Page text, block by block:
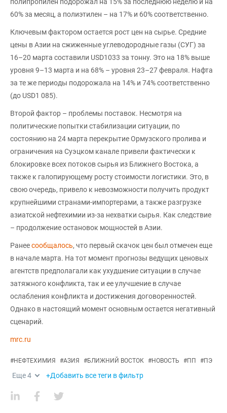
60% за месяц, а полиэтилен – на 17% и 60% соответственно.
Ключевым фактором остается рост цен на сырье. Средние
цены в Азии на сжиженные углеводородные газы (СУГ) за
16–20 марта составили USD1033 за тонну. Это на 18% выше
уровня 9–13 марта и на 68% – уровня 23–27 февраля. Нафта
за те же периоды подорожала на 14% и 74% соответственно
(до USD1 085).
Второй фактор – проблемы поставок. Несмотря на
политические попытки стабилизации ситуации, по
состоянию на 24 марта перекрытие Ормузского пролива и
ограничения на Суэцком канале привели фактически к
блокировке всех потоков сырья из Ближнего Востока, а
также к галопирующему росту стоимости логистики. Это, в
свою очередь, привело к невозможности получить продукт
крупнейшими странами-импортерами, а также разгрузке
азиатской нефтехимии из-за нехватки сырья. Как следствие
– продолжение остановок мощностей в Азии.
Ранеесообщалось, что первый скачок цен был отмечен еще
в начале марта. На тот момент прогнозы ведущих ценовых
агентств предполагали как ухудшение ситуации в случае
затяжного конфликта, так и ее улучшение в случае
ослабления конфликта и достижения договоренностей.
Однако в настоящий момент основным остается негативный
сценарий.
mrc.ru
#НЕФТЕХИМИЯ #АЗИЯ #БЛИЖНИЙ ВОСТОК #НОВОСТЬ #ПП #ПЭ
Еще4 +Добавить все теги в фильтр